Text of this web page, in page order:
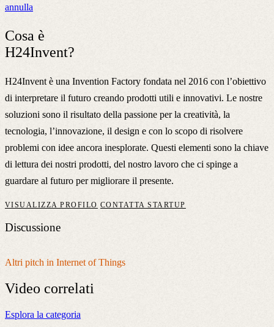
annulla
Cosa è
H24Invent?
H24Invent è una Invention Factory fondata nel 2016 con l’obiettivo
di interpretare il futuro creando prodotti utili e innovativi. Le nostre
soluzioni sono il risultato della passione per la creatività, la
tecnologia, l’innovazione, il design e con lo scopo di risolvere
problemi con idee ancora inesplorate. Questi elementi sono la chiave
di lettura dei nostri prodotti, del nostro lavoro che ci spinge a
guardare al futuro per migliorare il presente.
VISUALIZZA PROFILO CONTATTA STARTUP
Discussione
Altri pitch in Internet of Things
Video correlati
Esplora la categoria